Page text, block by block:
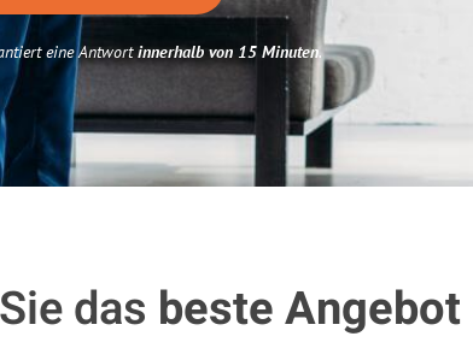
eine Antwortinnerhalb von 15 Minuten.
das beste Angebot